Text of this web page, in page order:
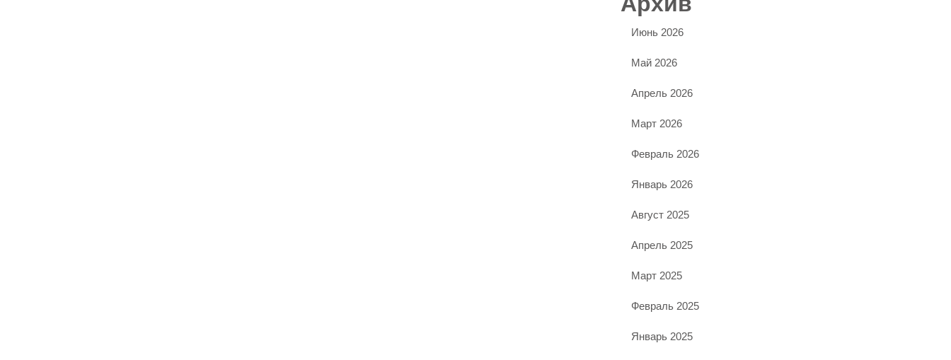
Июнь 2026
Май 2026
Апрель 2026
Март 2026
Февраль 2026
Январь 2026
Август 2025
Апрель 2025
Март 2025
Февраль 2025
Январь 2025